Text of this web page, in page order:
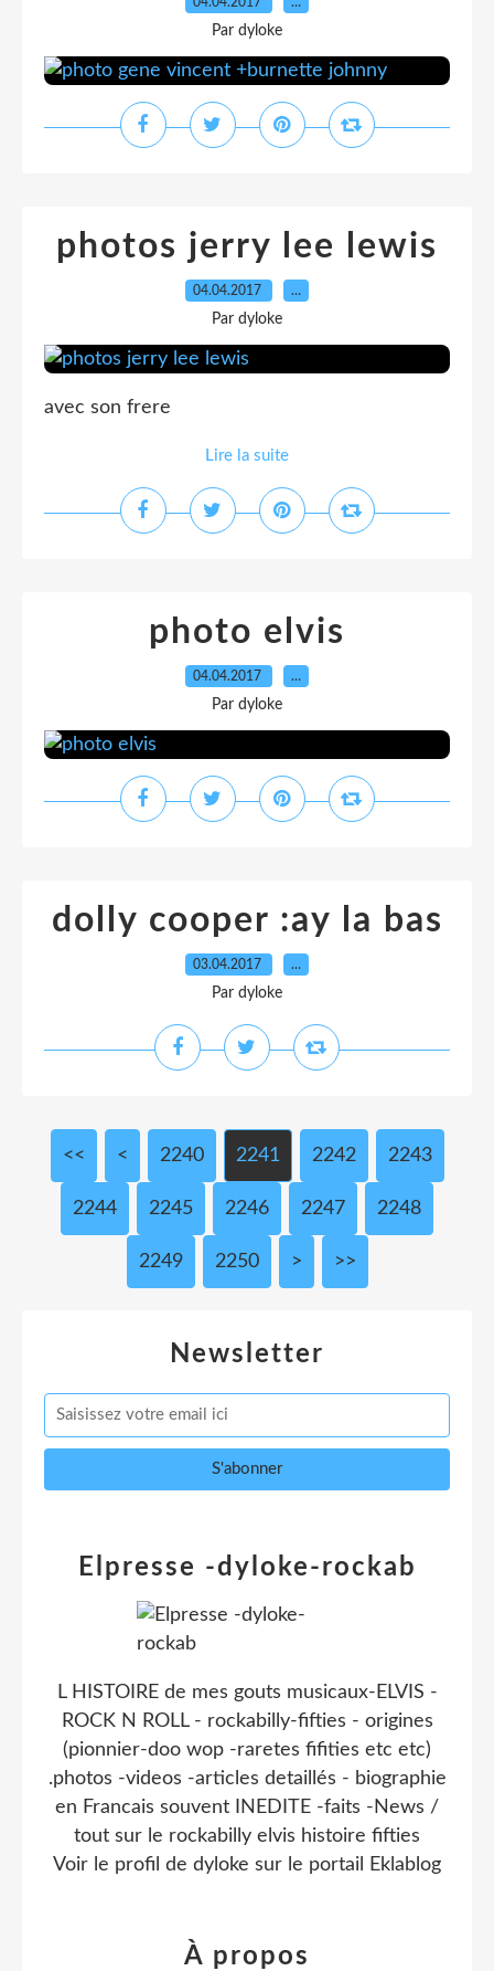
Par dyloke
photos jerry lee lewis
04.04.2017 …
Par dyloke
avec son frere
Lire la suite
photo elvis
04.04.2017 …
Par dyloke
dolly cooper :ay la bas
03.04.2017 …
Par dyloke
<< < 2200
2210
2220
2230
2240 2241 2242 2243
2244 2245 2246 2247 2248
2249 2250 2260
2270
2280
2290
2300
2400
2500
2600
2700
2800
2900
3000
> >>
Newsletter
Elpresse -dyloke-rockab
L HISTOIRE de mes gouts musicaux-ELVIS -
ROCK N ROLL - rockabilly-fifties - origines
(pionnier-doo wop -raretes fifities etc etc)
.photos -videos -articles detaillés - biographie
en Francais souvent INEDITE -faits -News /
tout sur le rockabilly elvis histoire fifties
Voir le profil de dyloke sur le portail Eklablog
À propos